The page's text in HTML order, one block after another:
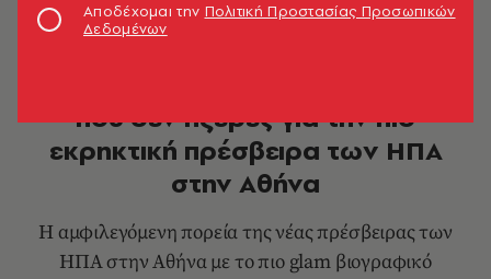
που δεν ήξερες για την πιο
εκρηκτική πρέσβειρα των ΗΠΑ
στην Αθήνα
Η αμφιλεγόμενη πορεία της νέας πρέσβειρας των
ΗΠΑ στην Αθήνα με το πιο glam βιογραφικό
Αποδέχομαι την Πολιτική Προστασίας Προσωπικών
Δεδομένων